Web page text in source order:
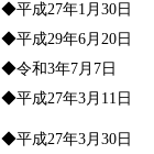
◆平成27年1月30日
◆平成29年6月20日
◆令和3年7月7日
◆平成27年3月11日
◆平成27年3月30日